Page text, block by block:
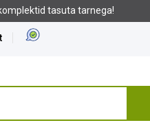
tasuta tarnega!